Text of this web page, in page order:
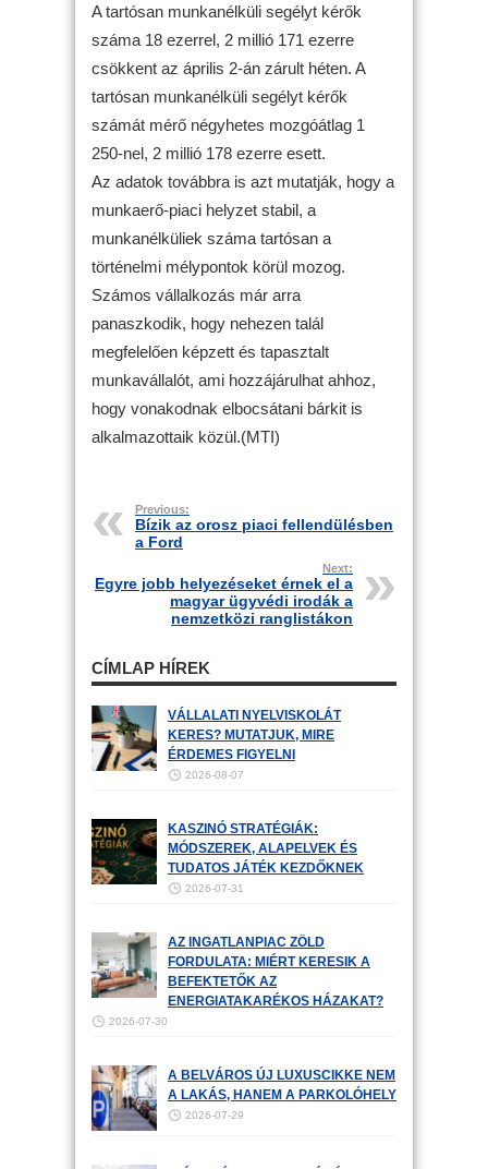
A tartósan munkanélküli segélyt kérők
száma 18 ezerrel, 2 millió 171 ezerre
csökkent az április 2-án zárult héten. A
tartósan munkanélküli segélyt kérők
számát mérő négyhetes mozgóátlag 1
250-nel, 2 millió 178 ezerre esett.
Az adatok továbbra is azt mutatják, hogy a
munkaerő-piaci helyzet stabil, a
munkanélküliek száma tartósan a
történelmi mélypontok körül mozog.
Számos vállalkozás már arra
panaszkodik, hogy nehezen talál
megfelelően képzett és tapasztalt
munkavállalót, ami hozzájárulhat ahhoz,
hogy vonakodnak elbocsátani bárkit is
alkalmazottaik közül.(MTI)
Previous:
Bízik az orosz piaci fellendülésben
a Ford
Next:
Egyre jobb helyezéseket érnek el a
magyar ügyvédi irodák a
nemzetközi ranglistákon
CÍMLAP HÍREK
VÁLLALATI NYELVISKOLÁT
KERES? MUTATJUK, MIRE
ÉRDEMES FIGYELNI
2026-08-07
KASZINÓ STRATÉGIÁK:
MÓDSZEREK, ALAPELVEK ÉS
TUDATOS JÁTÉK KEZDŐKNEK
2026-07-31
AZ INGATLANPIAC ZÖLD
FORDULATA: MIÉRT KERESIK A
BEFEKTETŐK AZ
ENERGIATAKARÉKOS HÁZAKAT?
2026-07-30
A BELVÁROS ÚJ LUXUSCIKKE NEM
A LAKÁS, HANEM A PARKOLÓHELY
2026-07-29